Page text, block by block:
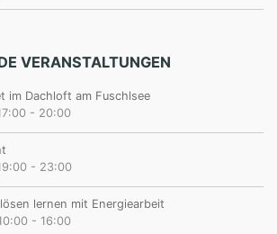
VERANSTALTUNGEN
im Dachloft am Fuschlsee
- 20:00
- 23:00
lernen mit Energiearbeit
- 16:00